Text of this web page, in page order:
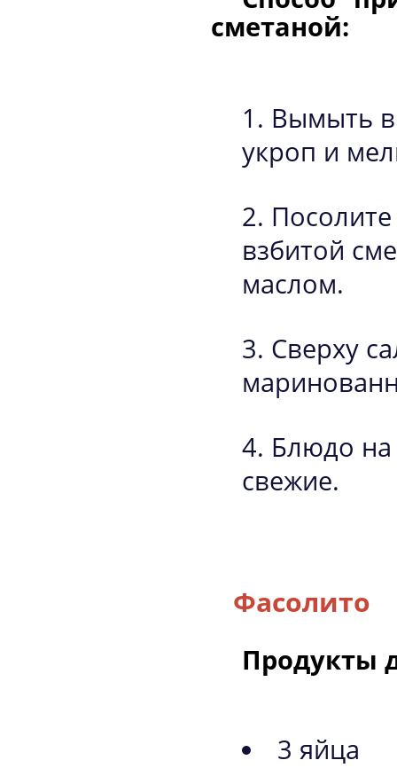
сметаной:
Вымыть
укроп и
взбитой
маслом.
Сверху
Блюдо
свежие.
Фасолито
Продукты
3 яйца